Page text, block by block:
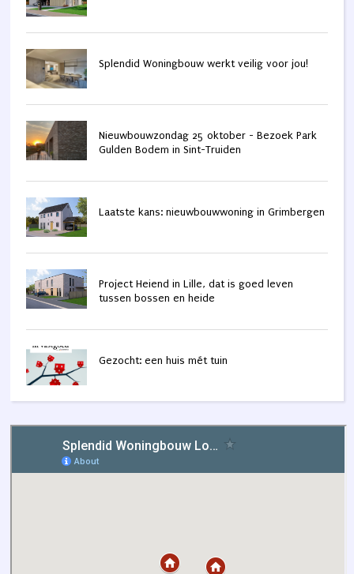
Splendid Woningbouw werkt veilig voor jou!
Nieuwbouwzondag 25 oktober - Bezoek Park
Gulden Bodem in Sint-Truiden
Laatste kans: nieuwbouwwoning in Grimbergen
Project Heiend in Lille, dat is goed leven
tussen bossen en heide
Gezocht: een huis mét tuin